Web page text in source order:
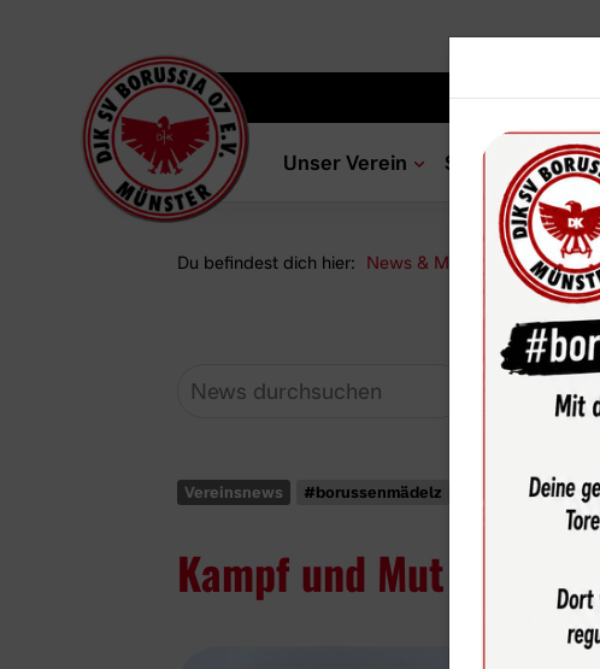
Unser Verein Sportangebot
Du befindest dich hier: News & Media
Vereinsnews #borussenmädelz U13-Mädchen
Kampf und Mut